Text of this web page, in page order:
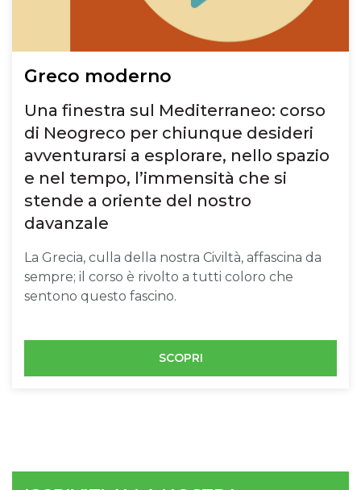
Greco moderno
Una finestra sul Mediterraneo: corso
di Neogreco per chiunque desideri
avventurarsi a esplorare, nello spazio
e nel tempo, l’immensità che si
stende a oriente del nostro
davanzale
La Grecia, culla della nostra Civiltà, affascina da
sempre; il corso è rivolto a tutti coloro che
sentono questo fascino.
SCOPRI